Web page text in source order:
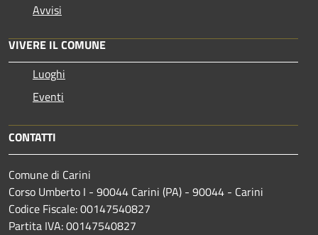
Avvisi
VIVERE IL COMUNE
Luoghi
Eventi
CONTATTI
Comune di Carini
Corso Umberto I - 90044 Carini (PA) - 90044 - Carini
Codice Fiscale: 00147540827
Partita IVA: 00147540827